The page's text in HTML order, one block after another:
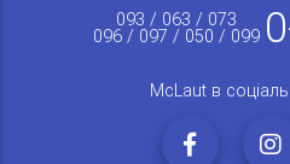
093 / 063 / 073
096 / 097 / 050 / 099
McLaut в